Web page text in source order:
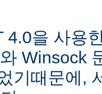
4.0을 사용
Winsock
기때문에,